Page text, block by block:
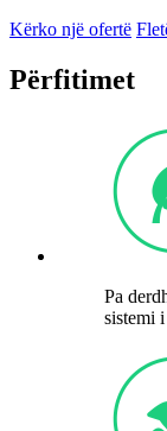
Kërko një ofertë
Përfitimet
Pa
sistemi